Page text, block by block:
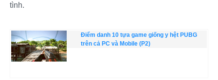
tình.​
Điểm danh 10 tựa game giống y hệt PUBG
trên cả PC và Mobile (P2)